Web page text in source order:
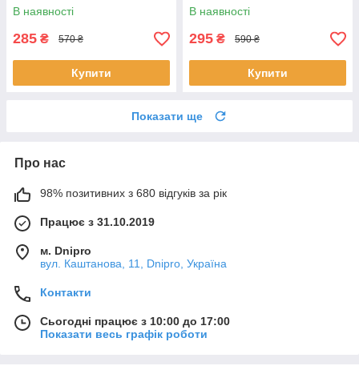
В наявності
285 ₴ 570 ₴
Купити
В наявності
295 ₴ 590 ₴
Купити
Показати ще
Про нас
98% позитивних з 680 відгуків за рік
Працює з 31.10.2019
м. Dnipro
вул. Каштанова, 11, Dnipro, Україна
Контакти
Сьогодні працює з 10:00 до 17:00
Показати весь графік роботи